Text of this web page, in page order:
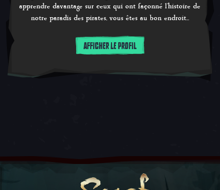
apprendre davantage sur ceux qui ont façonné l'histoire de
notre paradis des pirates, vous êtes au bon endroit...
AFFICHER LE PROFIL